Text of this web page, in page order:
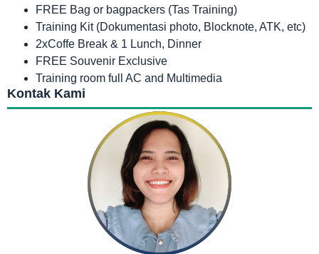
FREE Bag or bagpackers (Tas Training)
Training Kit (Dokumentasi photo, Blocknote, ATK, etc)
2xCoffe Break & 1 Lunch, Dinner
FREE Souvenir Exclusive
Training room full AC and Multimedia
Kontak Kami